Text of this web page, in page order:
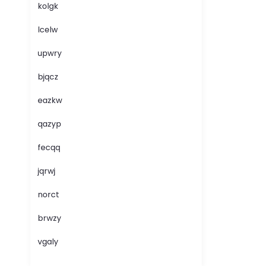
kolgk
lcelw
upwry
bjqcz
eazkw
qazyp
fecqq
jqrwj
norct
brwzy
vgaly